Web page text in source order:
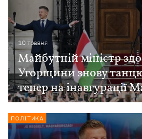
10 травня
Майбутній міністр
Угорщини знову
тепер на інавгурації
ПОЛІТИКА